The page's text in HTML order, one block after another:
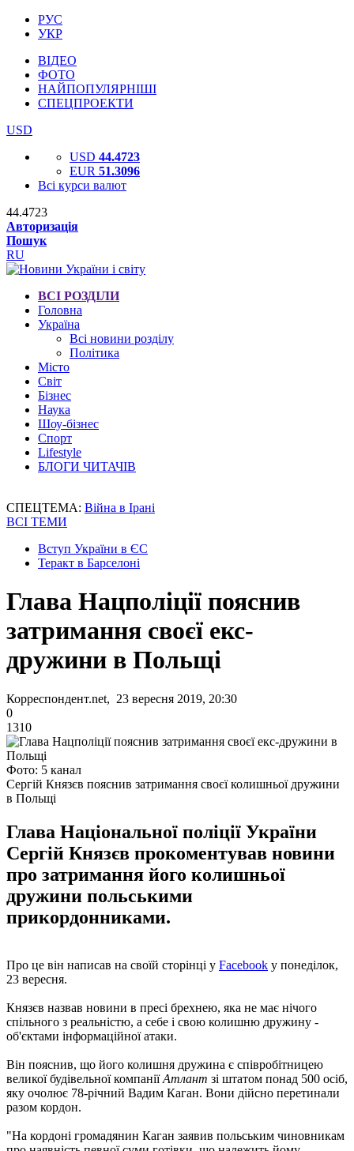
РУС
УКР
ВІДЕО
ФОТО
НАЙПОПУЛЯРНІШІ
СПЕЦПРОЕКТИ
USD
USD 44.4723
EUR 51.3096
Всі курси валют
44.4723
Авторизація
Пошук
RU
ВСІ РОЗДІЛИ
Головна
Україна
Всі новини розділу
Політика
Місто
Світ
Бізнес
Наука
Шоу-бізнес
Спорт
Lifestyle
БЛОГИ ЧИТАЧІВ
СПЕЦТЕМА: Війна в Ірані
ВСІ ТЕМИ
Вступ України в ЄС
Теракт в Барселоні
Глава Нацполіції пояснив
затримання своєї екс-
дружини в Польщі
Корреспондент.net, 23 вересня 2019, 20:30
0
1310
Фото: 5 канал
Сергій Князєв пояснив затримання своєї колишньої дружини
в Польщі
Глава Національної поліції України
Сергій Князєв прокоментував новини
про затримання його колишньої
дружини польськими
прикордонниками.
Про це він написав на своїй сторінці у Facebook у понеділок,
23 вересня.
Князєв назвав новини в пресі брехнею, яка не має нічого
спільного з реальністю, а себе і свою колишню дружину -
об'єктами інформаційної атаки.
Він пояснив, що його колишня дружина є співробітницею
великої будівельної компаніїАтлант зі штатом понад 500 осіб,
яку очолює 78-річний Вадим Каган. Вони дійсно перетинали
разом кордон.
"На кордоні громадянин Каган заявив польським чиновникам